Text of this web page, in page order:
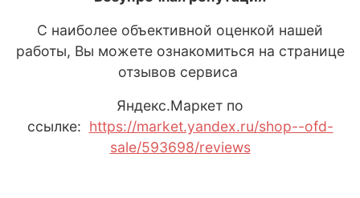
С наиболее объективной оценкой нашей
работы, Вы можете ознакомиться на странице
отзывов сервиса
Яндекс.Маркет по
ссылке: https://market.yandex.ru/shop--ofd-
sale/593698/reviews